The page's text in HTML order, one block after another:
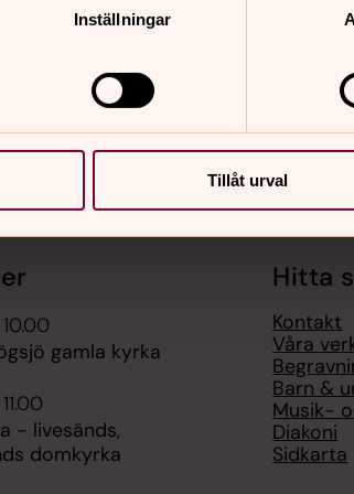
Inställningar
Tillåt urval
gamla kyrka
- livesänds,
domkyrka
Hitta
Kontakt
Våra
Barn &
Musik-
Diakoni
Sidkarta